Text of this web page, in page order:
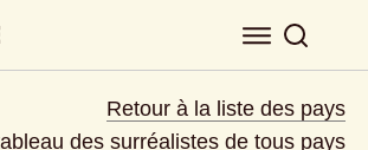
Retour à la liste des pays
des surréalistes de tous pays